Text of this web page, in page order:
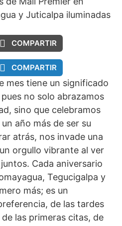
COMPARTIR
COMPARTIR
mes tiene un significado
no solo abrazamos
sino que celebramos
año más de ser su
atrás, nos invade una
orgullo vibrante al ver
Cada aniversario
Tegucigalpa y
más; es un
de las tardes
las primeras citas, de